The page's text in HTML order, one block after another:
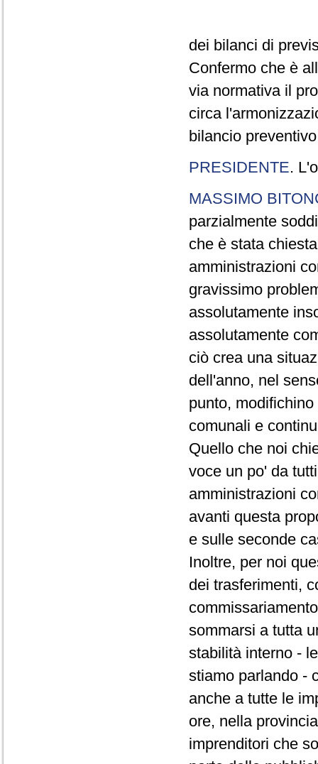
dei bilanci di
Confermo che è
via normativa il
circa
bilancio
PRESIDENTE.
MASSIMO
parzialmente
che è stata
amministrazioni
gravissimo
assolutamente
assolutamente
ciò crea una
dell'anno, nel
punto,
comunali e
Quello che noi
voce un po' da
amministrazioni
avanti questa
e sulle seconde
Inoltre, per noi
dei trasferimenti,
sommarsi a tutta
stabilità interno -
stiamo parlando -
anche a tutte le
ore, nella
imprenditori che